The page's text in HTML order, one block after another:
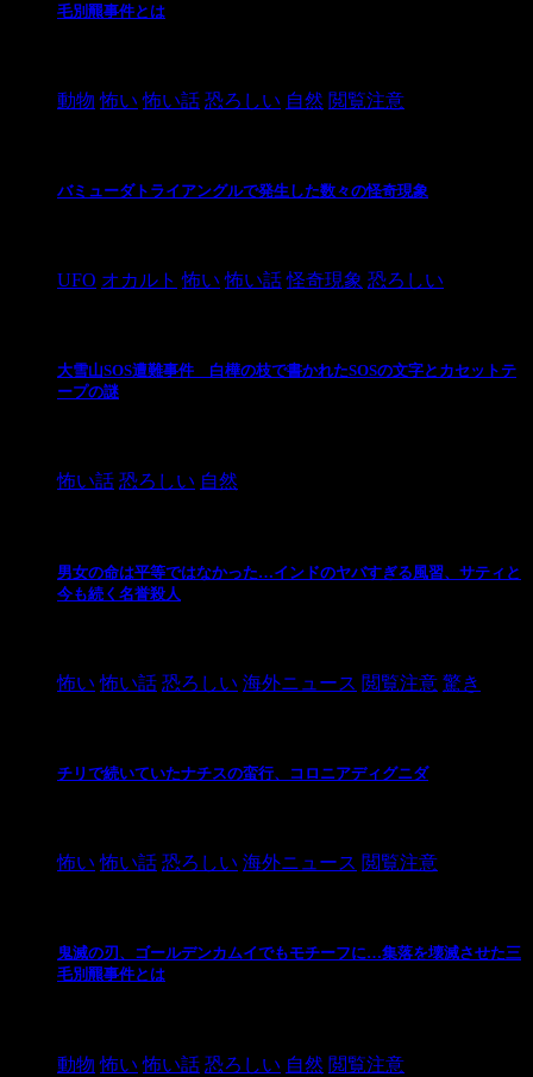
毛別羆事件とは
動物 怖い 怖い話 恐ろしい 自然 閲覧注意
バミューダトライアングルで発生した数々の怪奇現象
UFO オカルト 怖い 怖い話 怪奇現象 恐ろしい
大雪山SOS遭難事件 白樺の枝で書かれたSOSの文字とカセットテ
ープの謎
怖い話 恐ろしい 自然
男女の命は平等ではなかった…インドのヤバすぎる風習、サティと
今も続く名誉殺人
怖い 怖い話 恐ろしい 海外ニュース 閲覧注意 驚き
チリで続いていたナチスの蛮行、コロニアディグニダ
怖い 怖い話 恐ろしい 海外ニュース 閲覧注意
鬼滅の刃、ゴールデンカムイでもモチーフに…集落を壊滅させた三
毛別羆事件とは
動物 怖い 怖い話 恐ろしい 自然 閲覧注意